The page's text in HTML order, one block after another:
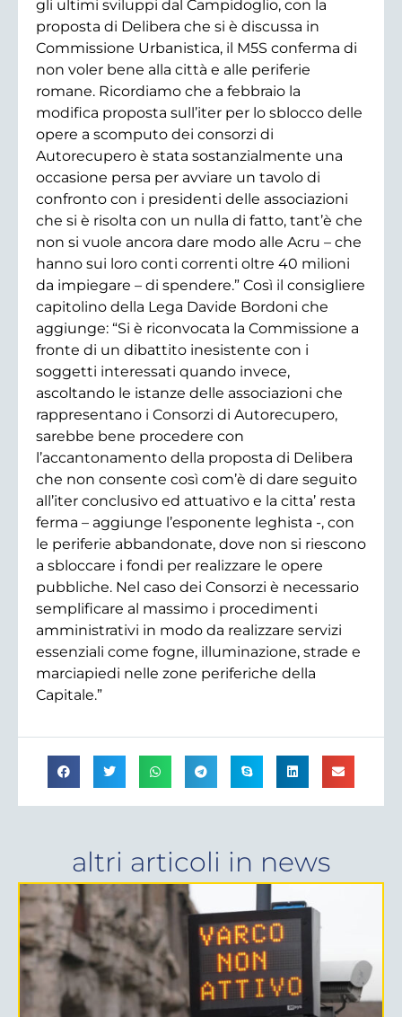
gli ultimi sviluppi dal Campidoglio, con la
proposta di Delibera che si è discussa in
Commissione Urbanistica, il M5S conferma di
non voler bene alla città e alle periferie
romane. Ricordiamo che a febbraio la
modifica proposta sull’iter per lo sblocco delle
opere a scomputo dei consorzi di
Autorecupero è stata sostanzialmente una
occasione persa per avviare un tavolo di
confronto con i presidenti delle associazioni
che si è risolta con un nulla di fatto, tant’è che
non si vuole ancora dare modo alle Acru – che
hanno sui loro conti correnti oltre 40 milioni
da impiegare – di spendere.” Così il consigliere
capitolino della Lega Davide Bordoni che
aggiunge: “Si è riconvocata la Commissione a
fronte di un dibattito inesistente con i
soggetti interessati quando invece,
ascoltando le istanze delle associazioni che
rappresentano i Consorzi di Autorecupero,
sarebbe bene procedere con
l’accantonamento della proposta di Delibera
che non consente così com’è di dare seguito
all’iter conclusivo ed attuativo e la citta’ resta
ferma – aggiunge l’esponente leghista -, con
le periferie abbandonate, dove non si riescono
a sbloccare i fondi per realizzare le opere
pubbliche. Nel caso dei Consorzi è necessario
semplificare al massimo i procedimenti
amministrativi in modo da realizzare servizi
essenziali come fogne, illuminazione, strade e
marciapiedi nelle zone periferiche della
Capitale.”
altri articoli in news